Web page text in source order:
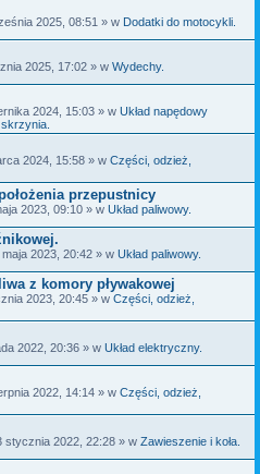
2025, 08:51 » w Dodatki do motocykli.
2025, 17:02 » w Wydechy.
2024, 15:03 » w Układ napędowy
2024, 15:58 » w Części, odzież,
przepustnicy
2023, 09:10 » w Układ paliwowy.
maja 2023, 20:42 » w Układ paliwowy.
z komory pływakowej
2023, 20:45 » w Części, odzież,
2022, 20:36 » w Układ elektryczny.
2022, 14:14 » w Części, odzież,
stycznia 2022, 22:28 » w Zawieszenie i koła.